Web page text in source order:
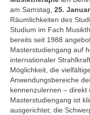
am Samstag, 25.
Räumlichkeiten des
Studium im Fach
bereits seit 1988
Masterstudiengang auf
internationaler
Möglichkeit, die
Anwendungsbereiche
kennenzulernen – direkt
Masterstudiengang ist
ausgerichtet; die